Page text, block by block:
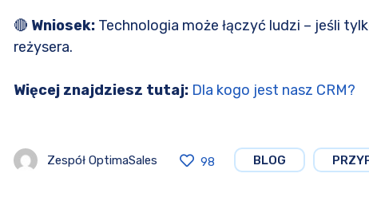
🔴 Wniosek: Technologia może łączyć ludzi – jeśli
reżysera.
Więcej znajdziesz tutaj: Dla kogo jest nasz CRM?
Zespół OptimaSales 98 BLOG